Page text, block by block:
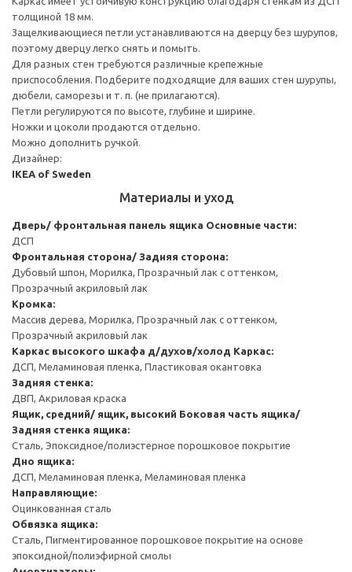
толщиной 18 мм.
Защелкивающиеся петли устанавливаются на дверцу без шурупов,
поэтому дверцу легко снять и помыть.
Для разных стен требуются различные крепежные
приспособления. Подберите подходящие для ваших стен шурупы,
дюбели, саморезы и т. п. (не прилагаются).
Петли регулируются по высоте, глубине и ширине.
Ножки и цоколи продаются отдельно.
Можно дополнить ручкой.
Дизайнер:
IKEA of Sweden
Материалы и уход
Дверь/ фронтальная панель ящика Основные части:
ДСП
Фронтальная сторона/ Задняя сторона:
Дубовый шпон, Морилка, Прозрачный лак с оттенком,
Прозрачный акриловый лак
Кромка:
Массив дерева, Морилка, Прозрачный лак с оттенком,
Прозрачный акриловый лак
Каркас высокого шкафа д/духов/холод Каркас:
ДСП, Меламиновая пленка, Пластиковая окантовка
Задняя стенка:
ДВП, Акриловая краска
Ящик, средний/ ящик, высокий Боковая часть ящика/
Задняя стенка ящика:
Сталь, Эпоксидное/полиэстерное порошковое покрытие
Дно ящика:
ДСП, Меламиновая пленка, Меламиновая пленка
Направляющие:
Оцинкованная сталь
Обвязка ящика:
Сталь, Пигментированное порошковое покрытие на основе
эпоксидной/полиэфирной смолы